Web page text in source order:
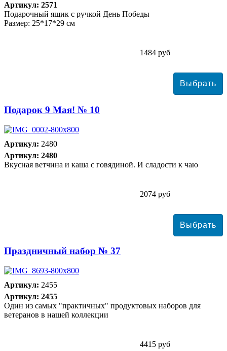
Артикул: 2571
Подарочный ящик с ручкой День Победы
Размер: 25*17*29 см
1484 руб
Подарок 9 Мая! № 10
Артикул: 2480
Артикул: 2480
Вкусная ветчина и каша с говядиной. И сладости к чаю
2074 руб
Праздничный набор № 37
Артикул: 2455
Артикул: 2455
Один из самых "практичных" продуктовых наборов для
ветеранов в нашей коллекции
4415 руб